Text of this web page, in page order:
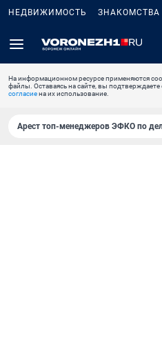
НЕДВИЖИМОСТЬ ЗНАКОМСТВА
На информационном ресурсе применяются
файлы. Оставаясь на сайте, вы подтверждаете
согласиена их использование.
Арест топ-менеджеров ЭФКО по